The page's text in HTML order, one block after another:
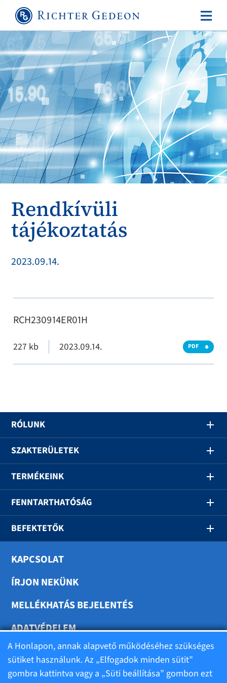
Rendkívüli
tájékoztatás
2023.09.14.
RCH230914ER01H
227 kb 2023.09.14. PDF
RÓLUNK
SZAKTERÜLETEK
TERMÉKEINK
FENNTARTHATÓSÁG
BEFEKTETŐK
KAPCSOLAT
ÍRJON NEKÜNK
MELLÉKHATÁS BEJELENTÉS
ADATVÉDELEM
SÜTIK BEÁLLÍTÁSA
A Honlapon, annak alapvető működéséhez szükséges
sütiket használunk. Az „Elfogadok minden sütit”
gombra kattintva vagy a „Süti beállítása” gombon ezt